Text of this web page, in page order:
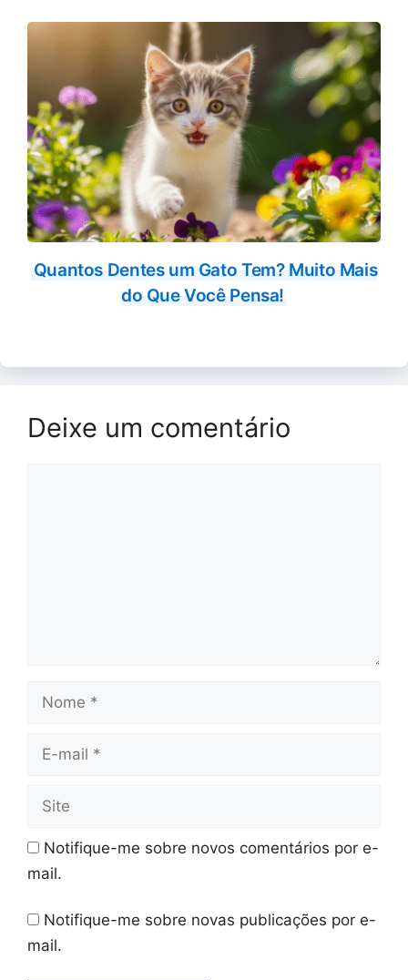
Quantos Dentes um Gato Tem? Muito Mais
do Que Você Pensa!
Deixe um comentário
Nome
Site
Notifique-me sobre novos comentários por e-
mail.
Notifique-me sobre novas publicações por e-
mail.